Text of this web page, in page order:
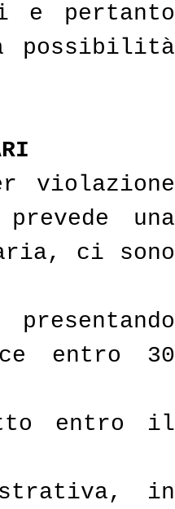
e pertanto
possibilità
violazione
una
ci sono
entro 30
entro il
in